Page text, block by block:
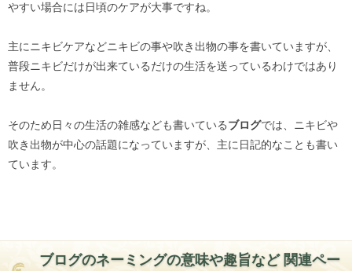
やすい場合には日頃のケアが大事ですね。
主にニキビケアなどニキビの事や吹き出物の事を書いていますが、
普段ニキビだけが出来ているだけの生活を送っているわけではあり
ません。
そのため日々の生活の雑感なども書いているブログでは、ニキビや
吹き出物が中心の話題になっていますが、主に日記的なことも書い
ています。
ブログのネーミングの意味や趣旨など 関連ペー